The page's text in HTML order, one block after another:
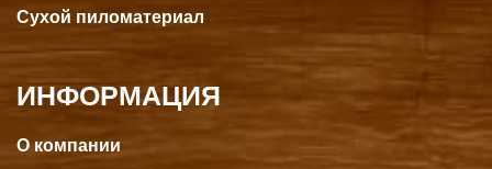
Сухой пиломатериал
ИНФОРМАЦИЯ
О компании